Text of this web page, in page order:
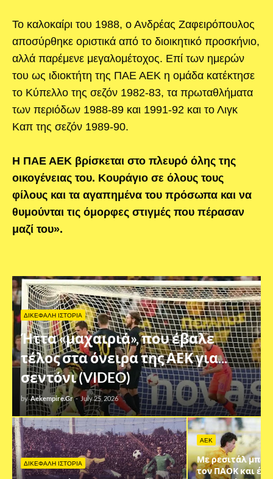
To καλοκαίρι του 1988, ο Ανδρέας Ζαφειρόπουλος
αποσύρθηκε οριστικά από το διοικητικό προσκήνιο,
αλλά παρέμενε μεγαλομέτοχος. Επί των ημερών
του ως ιδιοκτήτη της ΠΑΕ ΑΕΚ η ομάδα κατέκτησε
το Κύπελλο της σεζόν 1982-83, τα πρωταθλήματα
των περιόδων 1988-89 και 1991-92 και το Λιγκ
Καπ της σεζόν 1989-90.
Η ΠΑΕ ΑΕΚ βρίσκεται στο πλευρό όλης της
οικογένειας του. Κουράγιο σε όλους τους
φίλους και τα αγαπημένα του πρόσωπα και να
θυμούνται τις όμορφες στιγμές που πέρασαν
μαζί του».
ΔΙΚΕΦΑΛΗ ΙΣΤΟΡΙΑ
Ήττα «μαχαιριά», που έβαλε
τέλος στα όνειρα της ΑΕΚ για...
σεντόνι (VIDEO)
by Aekempire.Gr - July 25, 2026
ΔΙΚΕΦΑΛΗ ΙΣΤΟΡΙΑ
AEK
Με ρεσιτάλ
τον ΠΑΟΚ και